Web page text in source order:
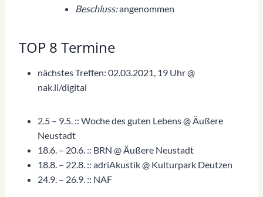
Beschluss:angenommen
TOP 8 Termine
nächstes Treffen: 02.03.2021, 19 Uhr @
nak.li/digital
2.5 – 9.5. :: Woche des guten Lebens @ Äußere
Neustadt
18.6. – 20.6. :: BRN @ Äußere Neustadt
18.8. – 22.8. :: adriAkustik @ Kulturpark Deutzen
24.9. – 26.9. :: NAF